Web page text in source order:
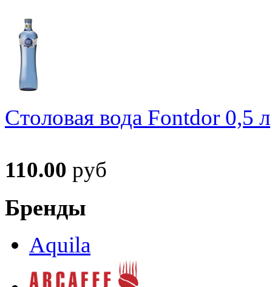
Столовая вода Fontdor 0,5 л
110.00 руб
Бренды
Aquila